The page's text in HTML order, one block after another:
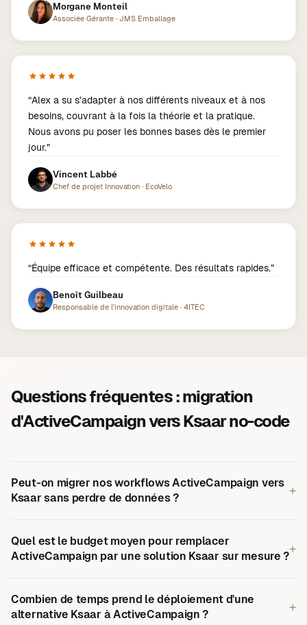
Morgane Monteil
Associée Gérante · JMS Emballage
“Alex a su s'adapter à nos différents niveaux et à nos
besoins, couvrant à la fois la théorie et la pratique.
Nous avons pu poser les bonnes bases dès le premier
jour.”
Vincent Labbé
Chef de projet Innovation · EcoVelo
“Équipe efficace et compétente. Des résultats rapides.”
Benoît Guilbeau
Responsable de l'innovation digitale · 4ITEC
Questions fréquentes : migration
d'ActiveCampaign vers Ksaar no-code
Peut-on migrer nos workflows ActiveCampaign vers
Ksaar sans perdre de données ?
+
Quel est le budget moyen pour remplacer
ActiveCampaign par une solution Ksaar sur mesure ?
+
Combien de temps prend le déploiement d'une
alternative Ksaar à ActiveCampaign ?
+